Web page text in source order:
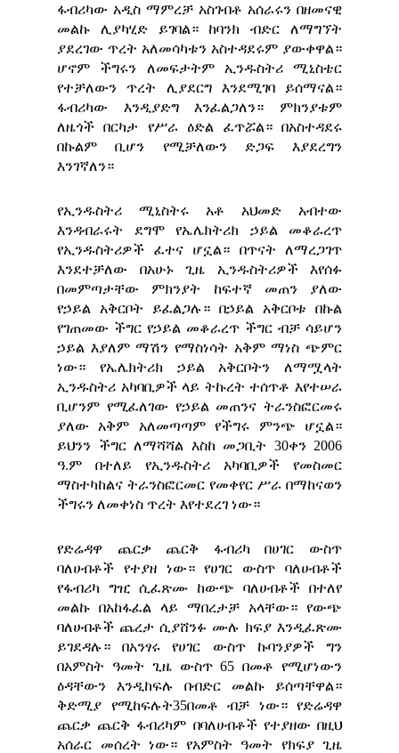
ፋብሪካው አዲስ ማምረቻ አስገብቶ አሰራሩን በዘመናዊ
መልኩ ሊያካሂድ ይገባል። ከባንክ ብድር ለማግኘት
ያደረገው ጥረት አለመሳካቱን አስተዳደሩም ያውቀዋል።
ሆኖም ችግሩን ለመፍታትም ኢንዱስትሪ ሚኒስቴር
የተቻለውን ጥረት ሊያደርግ እንደሚገባ ይሰማናል።
ፋብሪካው እንዲያድግ እንፈልጋለን። ምክንያቱም
ለዜጎች በርካታ የሥራ ዕድል ፈጥሯል። በአስተዳደሩ
በኩልም ቢሆን የሚቻለውን ድጋፍ እያደረግን
እንገኛለን።
የኢንዱስትሪ ሚኒስትሩ አቶ አህመድ አብተው
እንዳብራሩት ደግሞ የኤሌክትሪክ ኃይል መቆራረጥ
የኢንዱስትሪዎች ፈተና ሆኗል። በጥናት ለማረጋገጥ
እንደተቻለው በአሁኑ ጊዜ ኢንዱስትሪዎች እየሰፉ
በመምጣታቸው ምክንያት ከፍተኛ መጠን ያለው
የኃይል አቅርቦት ይፈልጋሉ። በኃይል አቅርቦቱ በኩል
የገጠመው ችግር የኃይል መቆራረጥ ችግር ብቻ ሳይሆን
ኃይል እያለም ማሽን የማስነሳት አቅም ማነስ ጭምር
ነው። የኤሌክትሪክ ኃይል አቅርቦትን ለማሟላት
ኢንዱስትሪ አካባቢዎች ላይ ትኩረት ተሰጥቶ እየተሠራ
ቢሆንም የሚፈለገው የኃይል መጠንና ትራንስፎርመሩ
ያለው አቅም አለመጣጣም የችግሩ ምንጭ ሆኗል።
ይህንን ችግር ለማሻሻል እስከ መጋቢት 30ቀን 2006
ዓ.ም በተለይ የኢንዱስትሪ አካባቢዎች የመስመር
ማስተካከልና ትራንስፎርመር የመቀየር ሥራ በማከናወን
ችግሩን ለመቀነስ ጥረት እየተደረገ ነው።
የድሬዳዋ ጨርቃ ጨርቅ ፋብሪካ በሀገር ውስጥ
ባለሀብቶች የተያዘ ነው። የሀገር ውስጥ ባለሀብቶች
የፋብሪካ ግዢ ሲፈጽሙ ከውጭ ባለሀብቶች በተለየ
መልኩ በአከፋፈል ላይ ማበረታቻ አላቸው። የውጭ
ባለሀብቶች ጨረታ ሲያሸንፉ ሙሉ ክፍያ እንዲፈጽሙ
ይገደዳሉ። በአንፃሩ የሀገር ውስጥ ኩባንያዎች ግን
በአምስት ዓመት ጊዜ ውስጥ 65 በመቶ የሚሆነውን
ዕዳቸውን እንዲከፍሉ በብድር መልኩ ይሰጣቸዋል።
ቅድሚያ የሚከፍሉት35በመቶ ብቻ ነው። የድሬዳዋ
ጨርቃ ጨርቅ ፋብሪካም በባለሀብቶች የተያዘው በዚህ
አሰራር መሰረት ነው። የአምስት ዓመት የክፍያ ጊዜ